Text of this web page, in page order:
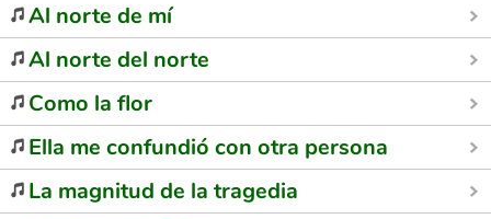
Al norte de mí
Al norte del norte
Como la flor
Ella me confundió con otra persona
La magnitud de la tragedia